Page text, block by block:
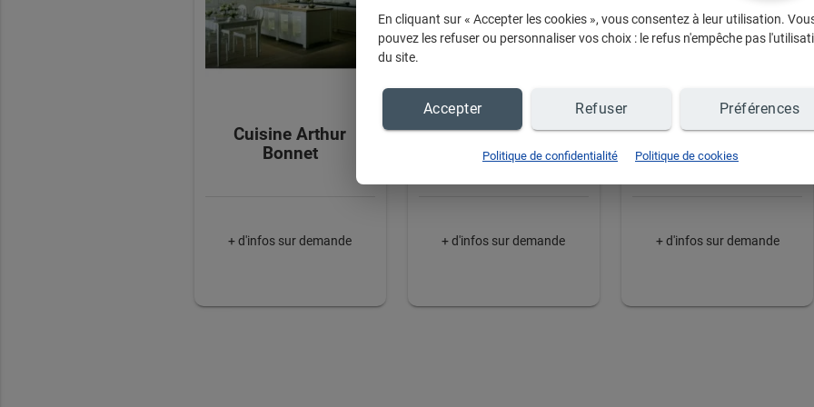
Cuisine Arthur
Bonnet
+ d'infos sur demande + d'infos sur demande + d'infos sur demande
Les
En cliquant sur « Accepter les cookies », vous consentez à leur utilisation.
pouvez les refuser ou personnaliser vos choix : le refus n'empêche pas
du site.
Accepter Refuser Préférences
Politique de confidentialité Politique de cookies